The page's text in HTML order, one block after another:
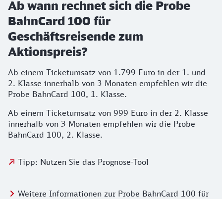
Ab wann rechnet sich die Probe
BahnCard 100 für
Geschäftsreisende zum
Aktionspreis?
Ab einem Ticketumsatz von 1.799 Euro in der 1. und
2. Klasse innerhalb von 3 Monaten empfehlen wir die
Probe BahnCard 100, 1. Klasse.
Ab einem Ticketumsatz von 999 Euro in der 2. Klasse
innerhalb von 3 Monaten empfehlen wir die Probe
BahnCard 100, 2. Klasse.
Tipp: Nutzen Sie das Prognose-Tool
Weitere Informationen zur Probe BahnCard 100 für